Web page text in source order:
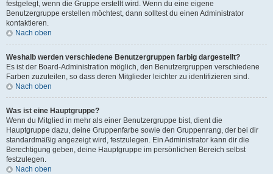
festgelegt, wenn die Gruppe erstellt wird. Wenn du eine eigene
Benutzergruppe erstellen möchtest, dann solltest du einen Administrator
kontaktieren.
Nach oben
Weshalb werden verschiedene Benutzergruppen farbig dargestellt?
Es ist der Board-Administration möglich, den Benutzergruppen verschiedene
Farben zuzuteilen, so dass deren Mitglieder leichter zu identifizieren sind.
Nach oben
Was ist eine Hauptgruppe?
Wenn du Mitglied in mehr als einer Benutzergruppe bist, dient die
Hauptgruppe dazu, deine Gruppenfarbe sowie den Gruppenrang, der bei dir
standardmäßig angezeigt wird, festzulegen. Ein Administrator kann dir die
Berechtigung geben, deine Hauptgruppe im persönlichen Bereich selbst
festzulegen.
Nach oben